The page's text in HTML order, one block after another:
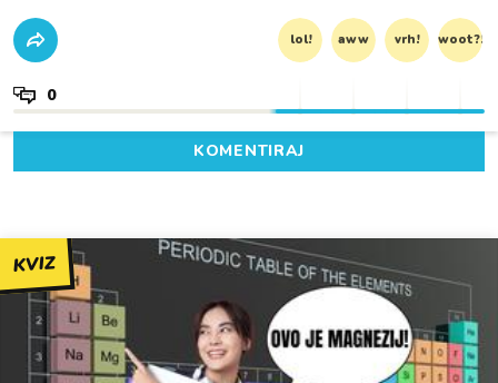
lol! aww vrh! woot?!
0
KOMENTIRAJ
KVIZ